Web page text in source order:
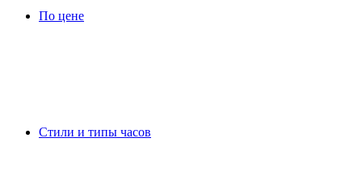
По цене
Стили и типы часов